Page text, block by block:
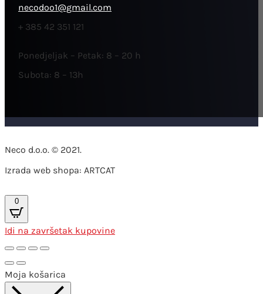
necodoo1@gmail.com
+ 385 42 351 121
Ponedjeljak – Petak: 8 – 20 h
Subota: 8 – 13h
Neco d.o.o. © 2021.
Izrada web shopa: ARTCAT
0
Idi na završetak kupovine
Moja košarica